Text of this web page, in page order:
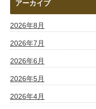
アーカイブ
2026年8月
2026年7月
2026年6月
2026年5月
2026年4月